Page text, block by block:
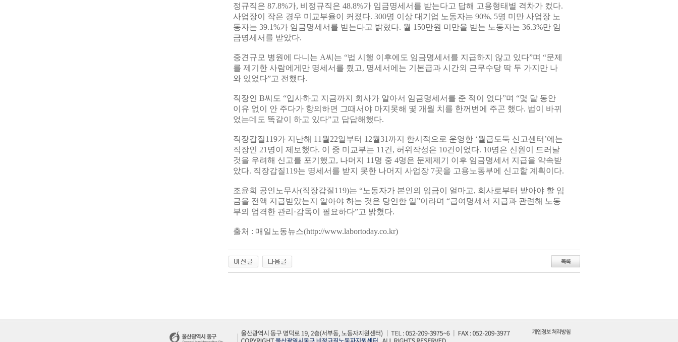
정규직은 87.8%가, 비정규직은 48.8%가 임금명세서를 받는다고 답해 고용형태별 격차가 컸다.
사업장이 작은 경우 미교부율이 커졌다. 300명 이상 대기업 노동자는 90%, 5명 미만 사업장 노
동자는 39.1%가 임금명세서를 받는다고 밝혔다. 월 150만원 미만을 받는 노동자는 36.3%만 임
금명세서를 받았다.
중견규모 병원에 다니는 A씨는 “법 시행 이후에도 임금명세서를 지급하지 않고 있다”며 “문제
를 제기한 사람에게만 명세서를 줬고, 명세서에는 기본급과 시간외 근무수당 딱 두 가지만 나
와 있었다”고 전했다.
직장인 B씨도 “입사하고 지금까지 회사가 알아서 임금명세서를 준 적이 없다”며 “몇 달 동안
이유 없이 안 주다가 항의하면 그때서야 마지못해 몇 개월 치를 한꺼번에 주곤 했다. 법이 바뀌
었는데도 똑같이 하고 있다”고 답답해했다.
직장갑질119가 지난해 11월22일부터 12월31까지 한시적으로 운영한 ‘월급도둑 신고센터’에는
직장인 21명이 제보했다. 이 중 미교부는 11건, 허위작성은 10건이었다. 10명은 신원이 드러날
것을 우려해 신고를 포기했고, 나머지 11명 중 4명은 문제제기 이후 임금명세서 지급을 약속받
았다. 직장갑질119는 명세서를 받지 못한 나머지 사업장 7곳을 고용노동부에 신고할 계획이다.
조윤희 공인노무사(직장갑질119)는 “노동자가 본인의 임금이 얼마고, 회사로부터 받아야 할 임
금을 전액 지급받았는지 알아야 하는 것은 당연한 일”이라며 “급여명세서 지급과 관련해 노동
부의 엄격한 관리·감독이 필요하다”고 밝혔다.
출처 : 매일노동뉴스(http://www.labortoday.co.kr)